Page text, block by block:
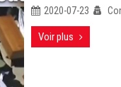
2020-07-23
Voir plus